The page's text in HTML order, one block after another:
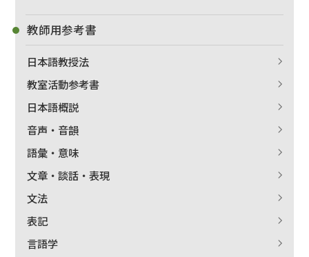
教師用参考書
日本語教授法
教室活動参考書
日本語概説
音声・音韻
語彙・意味
文章・談話・表現
文法
表記
言語学